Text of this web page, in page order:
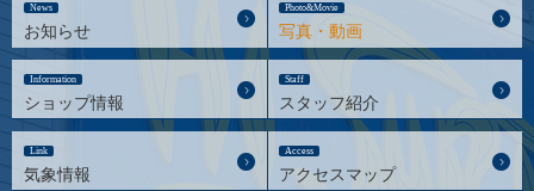
News
お知らせ
Photo&Movie
写真・動画
Information
ショップ情報
Staff
スタッフ紹介
Link
気象情報
Access
アクセスマップ